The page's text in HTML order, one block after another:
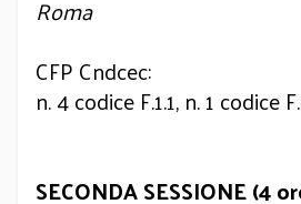
Roma
CFP Cndcec:
n. 4 codice F.1.1, n. 1 codice
SECONDA SESSIONE (4